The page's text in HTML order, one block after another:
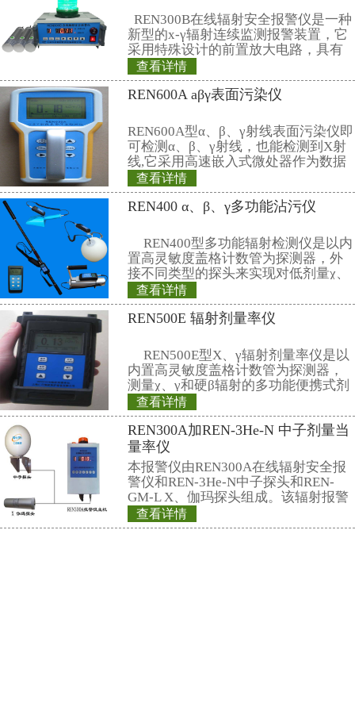
12、重 量：120g（包括二节七
联系仁日科技
公司名称： 上海仁日辐射防护设
公司地址： 上海市嘉定区曹安路
销售热线：
021-69515711(总机)
13818065015(成先生)
13816783072(徐小姐)
电子邮件：
market@renri.com.cn
相关产品